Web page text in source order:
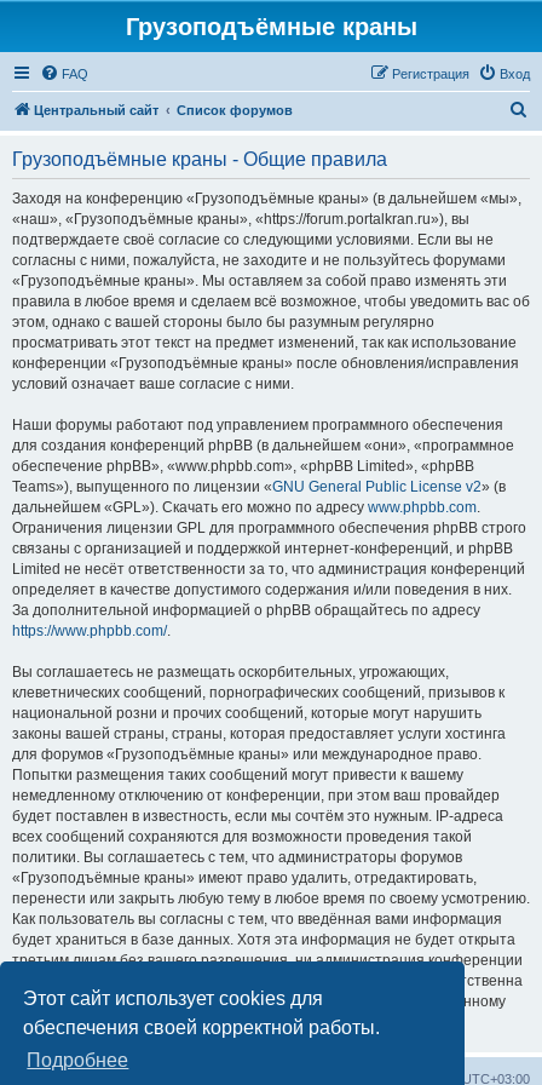
Этот сайт использует cookies для
обеспечения своей корректной работы.
Подробнее
Грузоподъёмные краны
FAQ Вход
Регистрация
Центральный сайт Список форумов
Грузоподъёмные краны - Общие правила
Заходя на конференцию «Грузоподъёмные краны» (в дальнейшем «мы»,
«наш», «Грузоподъёмные краны», «https://forum.portalkran.ru»), вы
подтверждаете своё согласие со следующими условиями. Если вы не
согласны с ними, пожалуйста, не заходите и не пользуйтесь форумами
«Грузоподъёмные краны». Мы оставляем за собой право изменять эти
правила в любое время и сделаем всё возможное, чтобы уведомить вас об
этом, однако с вашей стороны было бы разумным регулярно
просматривать этот текст на предмет изменений, так как использование
конференции «Грузоподъёмные краны» после обновления/исправления
условий означает ваше согласие с ними.
Наши форумы работают под управлением программного обеспечения
для создания конференций phpBB (в дальнейшем «они», «программное
обеспечение phpBB», «www.phpbb.com», «phpBB Limited», «phpBB
Teams»), выпущенного по лицензии «GNU General Public License v2» (в
дальнейшем «GPL»). Скачать его можно по адресу www.phpbb.com.
Ограничения лицензии GPL для программного обеспечения phpBB строго
связаны с организацией и поддержкой интернет-конференций, и phpBB
Limited не несёт ответственности за то, что администрация конференций
определяет в качестве допустимого содержания и/или поведения в них.
За дополнительной информацией о phpBB обращайтесь по адресу
https://www.phpbb.com/.
Вы соглашаетесь не размещать оскорбительных, угрожающих,
клеветнических сообщений, порнографических сообщений, призывов к
национальной розни и прочих сообщений, которые могут нарушить
законы вашей страны, страны, которая предоставляет услуги хостинга
для форумов «Грузоподъёмные краны» или международное право.
Попытки размещения таких сообщений могут привести к вашему
немедленному отключению от конференции, при этом ваш провайдер
будет поставлен в известность, если мы сочтём это нужным. IP-адреса
всех сообщений сохраняются для возможности проведения такой
политики. Вы соглашаетесь с тем, что администраторы форумов
«Грузоподъёмные краны» имеют право удалить, отредактировать,
перенести или закрыть любую тему в любое время по своему усмотрению.
Как пользователь вы согласны с тем, что введённая вами информация
будет храниться в базе данных. Хотя эта информация не будет открыта
третьим лицам без вашего разрешения, ни администрация конференции
«Грузоподъёмные краны», ни phpBB Limited не может быть ответственна
за действия хакеров, которые могут привести к несанкционированному
доступу к ней.
UTC+03:00